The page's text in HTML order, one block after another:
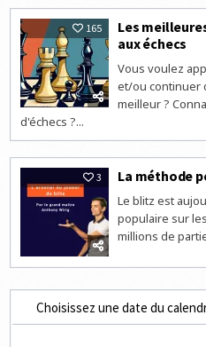
165
Les
aux échecs
Vous voulez
et/ou continuer
meilleur ?
d'échecs ?...
3 La méthode
Le blitz est
populaire sur
millions de
Choisissez une date du